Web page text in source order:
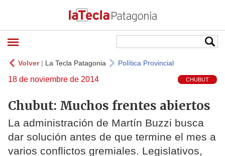
Volver| La Tecla Patagonia Política Provincial
18 de noviembre de 2014 CHUBUT
Chubut: Muchos frentes abiertos
La administración de Martín Buzzi busca
dar solución antes de que termine el mes a
varios conflictos gremiales. Legislativos,